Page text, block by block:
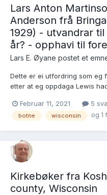
Lars Anton
Anderson frå
1929) - utvandrar
år? - opphavi til
Lars E. Øyane postet et
Dette er ei utfordring som eg
etter at eg oppdaga Lewis
https://
Andersson og Karen Marie
Februar 11, 2021 5
botne wisconsin og 1
Kirkebøker fra
county, Wisconsin